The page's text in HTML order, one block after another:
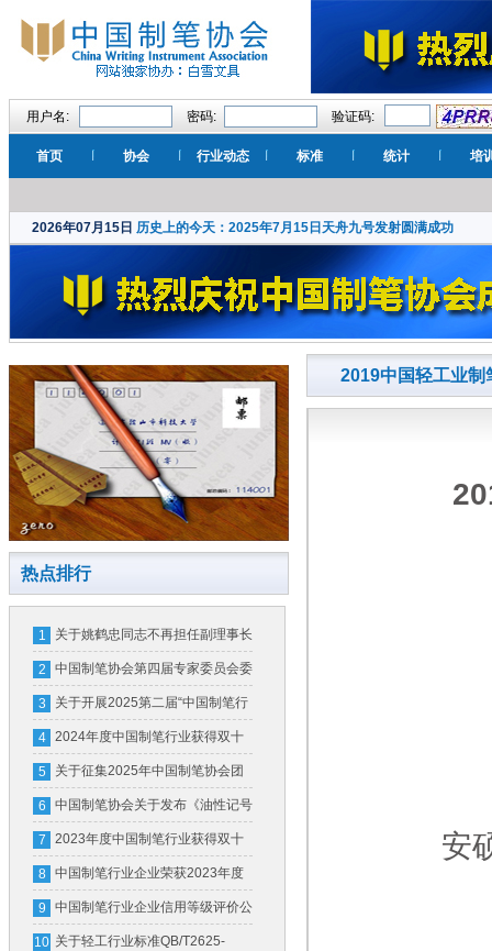
用户名: 密码: 验证码:
首页 协会 行业动态 标准 统计 培
2026年07月15日 历史上的今天：2025年7月15日天舟九号发射圆满成功
热点排行
1 关于姚鹤忠同志不再担任副理事长
的公告
2 中国制笔协会第四届专家委员会委
员名单公示公告
3 关于开展2025第二届“中国制笔行
业培育品牌甄选发布”活动的通知
4 2024年度中国制笔行业获得双十
强企业及轻工百强企业名单
5 关于征集2025年中国制笔协会团
体标准计划项目的通知
6 中国制笔协会关于发布《油性记号
笔中墨水的有害物质限量》团体标
准第1号修改单的公告
7 2023年度中国制笔行业获得双十
强企业（骨干企业）名单
8 中国制笔行业企业荣获2023年度
中国轻工业联合会科学技术进步奖
9 中国制笔行业企业信用等级评价公
告
10 关于轻工行业标准QB/T2625-
2019中国轻工业制
安